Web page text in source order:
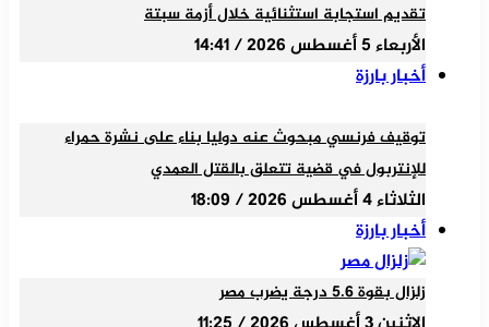
تقديم استجابة استثنائية خلال أزمة سبتة
الأربعاء 5 أغسطس 2026 / 14:41
أخبار بارزة
توقيف فرنسي مبحوث عنه دوليا بناء على نشرة حمراء
للإنتربول في قضية تتعلق بالقتل العمدي
الثلاثاء 4 أغسطس 2026 / 18:09
أخبار بارزة
زلزال بقوة 5.6 درجة يضرب مصر